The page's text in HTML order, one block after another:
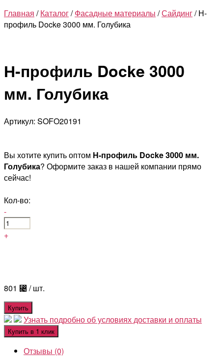
Главная /Каталог/Фасадные материалы /Сайдинг/ Н-
профиль Docke 3000 мм. Голубика
Н-профиль Docke 3000
мм. Голубика
Артикул: SOFO20191
Вы хотите купить оптом Н-профиль Docke 3000 мм.
Голубика? Оформите заказ в нашей компании прямо
сейчас!
Кол-во:
-
+
801 ⃄ / шт.
Купить
Узнать подробно об условиях доставки и оплаты
Купить в 1 клик
Отзывы (0)